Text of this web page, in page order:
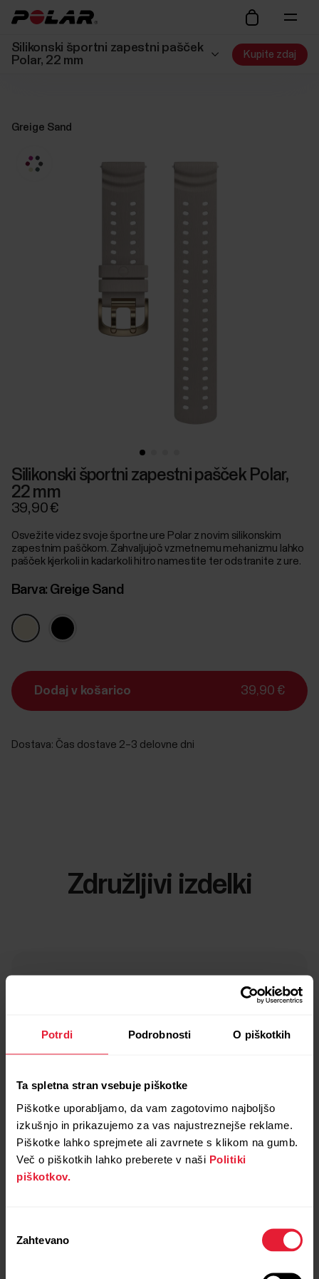
Potrdi Podrobnosti O piškotkih
Ta spletna stran vsebuje piškotke
Piškotke uporabljamo, da vam zagotovimo najboljšo
izkušnjo in prikazujemo za vas najustreznejše reklame.
Piškotke lahko sprejmete ali zavrnete s klikom na gumb.
Več o piškotkih lahko preberete v naši Politiki
piškotkov.
soglasja
Zahtevano
Silikonski športni zapestni pašček
Polar, 22 mm
Kupite zdaj
Greige Sand
Silikonski športni zapestni pašček Polar,
22 mm
39,90 €
Osvežite videz svoje športne ure Polar z novim silikonskim
zapestnim paščkom. Zahvaljujoč vzmetnemu mehanizmu lahko
pašček kjerkoli in kadarkoli hitro namestite ter odstranite z ure.
Barva: Greige Sand
Dodaj v košarico 39,90 €
Dostava: Čas dostave 2–3 delovne dni
Združljivi izdelki